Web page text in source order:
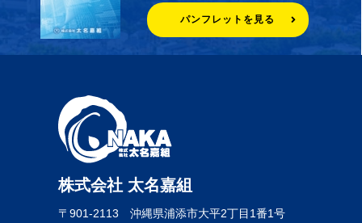
パンフレットを見る
株式会社 太名嘉組
〒901-2113 沖縄県浦添市大平2丁目1番1号